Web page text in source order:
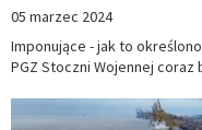
05 marzec 2024
Imponujące - jak to
PGZ Stoczni Wojennej coraz